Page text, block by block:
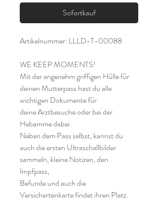
Sofortkauf
Artikelnummer: LLLD-T-00088
WE KEEP MOMENTS!
Mit der angenehm griffigen Hülle für
deinen Mutterpass hast du alle
wichtigen Dokumente für
deine Arztbesuche oder bei der
Hebamme dabei.
Neben dem Pass selbst, kannst du
auch die ersten Ultraschallbilder
sammeln, kleine Notizen, den
Impfpass,
Befunde und auch die
Versichertenkarte findet ihren Platz.